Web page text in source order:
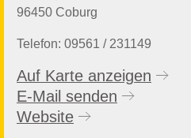
96450 Coburg
Telefon: 09561 / 231149
Auf Karte anzeigen
E-Mail senden
Website